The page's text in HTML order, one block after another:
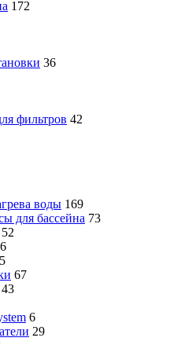
172
36
фильтров 42
воды 169
для бассейна 73
52
5
67
43
6
29